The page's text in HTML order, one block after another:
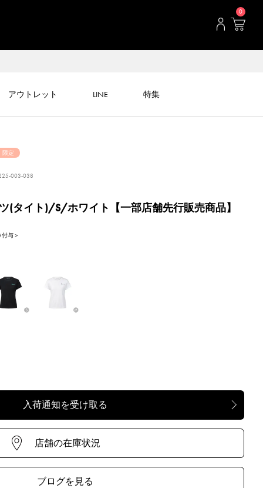
0
アウトレット LINE 特集
限定
003-038
(タイト)/S/ホワイト【一部店舗先行販売商品】
付与＞
ブログを見る